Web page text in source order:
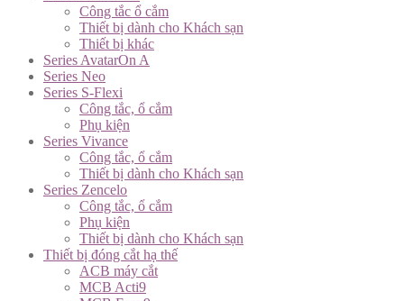
Công tắc ổ cắm
Thiết bị dành cho Khách sạn
Thiết bị khác
Series AvatarOn A
Series Neo
Series S-Flexi
Công tắc, ổ cắm
Phụ kiện
Series Vivance
Công tắc, ổ cắm
Thiết bị dành cho Khách sạn
Series Zencelo
Công tắc, ổ cắm
Phụ kiện
Thiết bị dành cho Khách sạn
Thiết bị đóng cắt hạ thế
ACB máy cắt
MCB Acti9